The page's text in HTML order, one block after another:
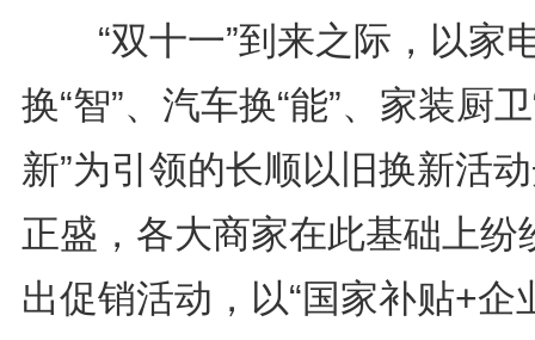
“双十一”到来之际，以家
换“智”、汽车换“能”、家装厨
新”为引领的长顺以旧换新活
正盛，各大商家在此基础上纷
出促销活动，以“国家补贴+企